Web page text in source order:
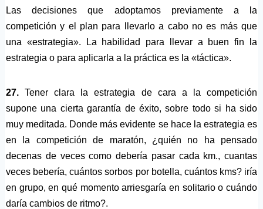
Las decisiones que adoptamos previamente a la
competición y el plan para llevarlo a cabo no es más que
una «estrategia». La habilidad para llevar a buen fin la
estrategia o para aplicarla a la práctica es la «táctica».
27. Tener clara la estrategia de cara a la competición
supone una cierta garantía de éxito, sobre todo si ha sido
muy meditada. Donde más evidente se hace la estrategia es
en la competición de maratón, ¿quién no ha pensado
decenas de veces como debería pasar cada km., cuantas
veces bebería, cuántos sorbos por botella, cuántos kms? iría
en grupo, en qué momento arriesgaría en solitario o cuándo
daría cambios de ritmo?.